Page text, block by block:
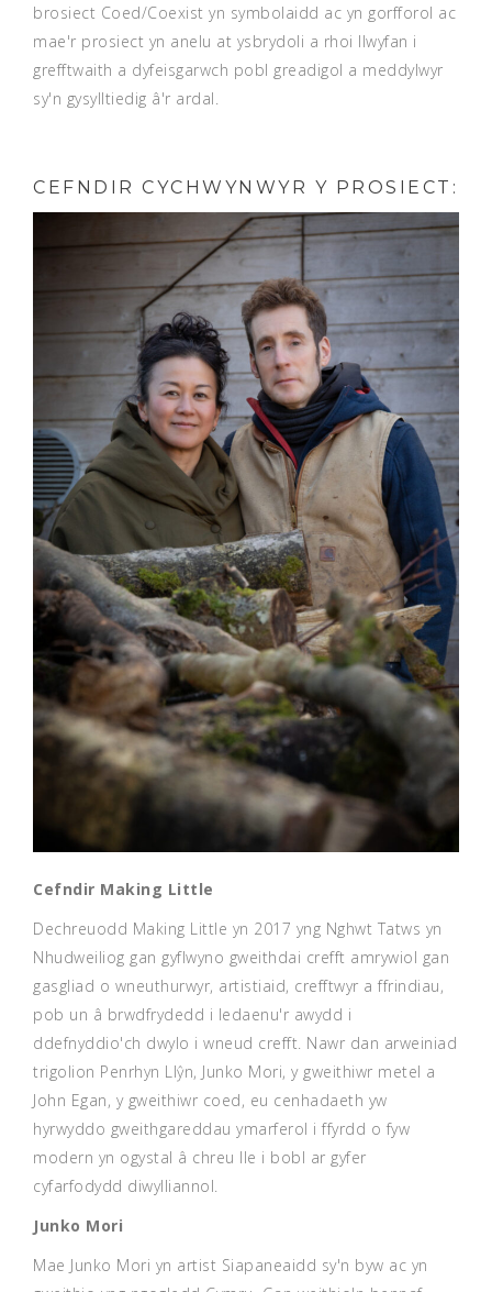
brosiect Coed/Coexist yn symbolaidd ac yn gorfforol ac
mae'r prosiect yn anelu at ysbrydoli a rhoi llwyfan i
grefftwaith a dyfeisgarwch pobl greadigol a meddylwyr
sy'n gysylltiedig â'r ardal.
CEFNDIR CYCHWYNWYR Y PROSIECT:
Cefndir Making Little
Dechreuodd Making Little yn 2017 yng Nghwt Tatws yn
Nhudweiliog gan gyflwyno gweithdai crefft amrywiol gan
gasgliad o wneuthurwyr, artistiaid, crefftwyr a ffrindiau,
pob un â brwdfrydedd i ledaenu'r awydd i
ddefnyddio'ch dwylo i wneud crefft. Nawr dan arweiniad
trigolion Penrhyn Llŷn, Junko Mori, y gweithiwr metel a
John Egan, y gweithiwr coed, eu cenhadaeth yw
hyrwyddo gweithgareddau ymarferol i ffyrdd o fyw
modern yn ogystal â chreu lle i bobl ar gyfer
cyfarfodydd diwylliannol.
Junko Mori
Mae Junko Mori yn artist Siapaneaidd sy'n byw ac yn